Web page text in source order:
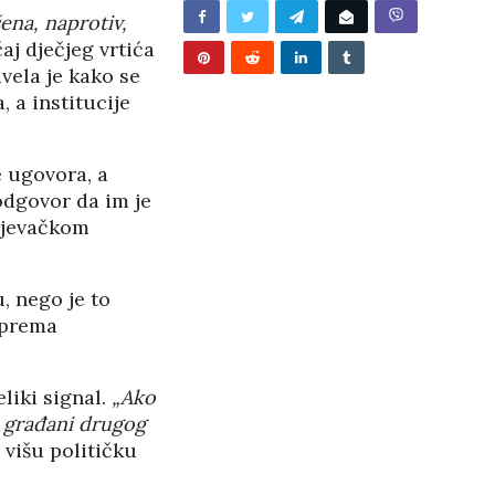
naprotiv,
dječjeg vrtića
je kako se
a institucije
a
da im je
nego je to
signal. „Ako
drugog
višu političku